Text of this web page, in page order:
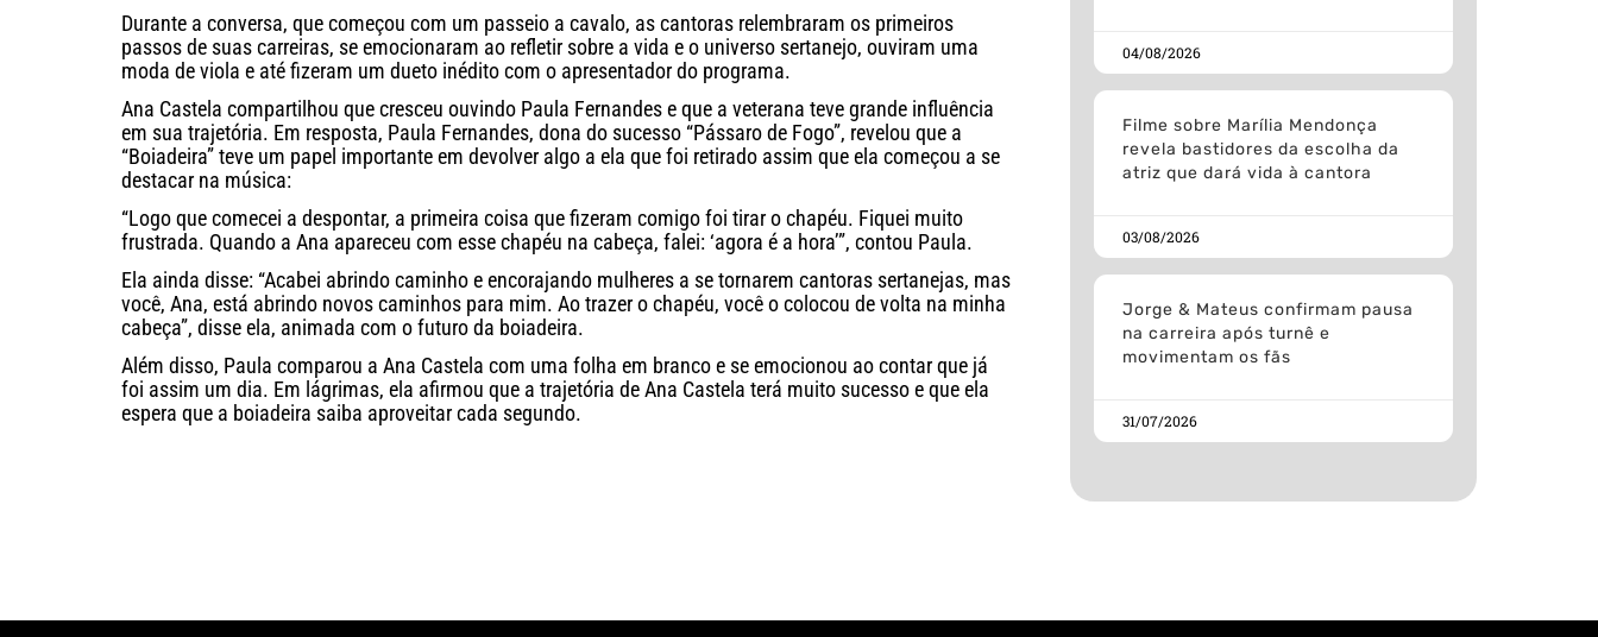
Durante a conversa, que começou com um passeio a cavalo, as cantoras relembraram os primeiros
passos de suas carreiras, se emocionaram ao refletir sobre a vida e o universo sertanejo, ouviram uma
moda de viola e até fizeram um dueto inédito com o apresentador do programa.
Ana Castela compartilhou que cresceu ouvindo Paula Fernandes e que a veterana teve grande influência
em sua trajetória. Em resposta, Paula Fernandes, dona do sucesso “Pássaro de Fogo”, revelou que a
“Boiadeira” teve um papel importante em devolver algo a ela que foi retirado assim que ela começou a se
destacar na música:
“Logo que comecei a despontar, a primeira coisa que fizeram comigo foi tirar o chapéu. Fiquei muito
frustrada. Quando a Ana apareceu com esse chapéu na cabeça, falei: ‘agora é a hora’”, contou Paula.
Ela ainda disse: “Acabei abrindo caminho e encorajando mulheres a se tornarem cantoras sertanejas, mas
você, Ana, está abrindo novos caminhos para mim. Ao trazer o chapéu, você o colocou de volta na minha
cabeça”, disse ela, animada com o futuro da boiadeira.
Além disso, Paula comparou a Ana Castela com uma folha em branco e se emocionou ao contar que já
foi assim um dia. Em lágrimas, ela afirmou que a trajetória de Ana Castela terá muito sucesso e que ela
espera que a boiadeira saiba aproveitar cada segundo.
04/08/2026
Filme sobre Marília Mendonça
revela bastidores da escolha da
atriz que dará vida à cantora
03/08/2026
Jorge & Mateus confirmam pausa
na carreira após turnê e
movimentam os fãs
31/07/2026